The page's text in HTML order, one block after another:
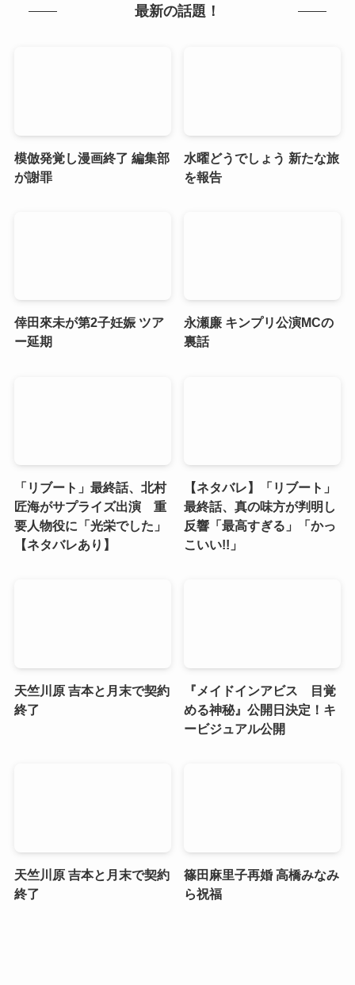
最新の話題！
模倣発覚し漫画終了 編集部
が謝罪
水曜どうでしょう 新たな旅
を報告
倖田來未が第2子妊娠 ツア
ー延期
永瀬廉 キンプリ公演MCの
裏話
「リブート」最終話、北村
匠海がサプライズ出演 重
要人物役に「光栄でした」
【ネタバレあり】
【ネタバレ】「リブート」
最終話、真の味方が判明し
反響「最高すぎる」「かっ
こいい!!」
天竺川原 吉本と月末で契約
終了
『メイドインアビス 目覚
める神秘』公開日決定！キ
ービジュアル公開
天竺川原 吉本と月末で契約
終了
篠田麻里子再婚 高橋みなみ
ら祝福